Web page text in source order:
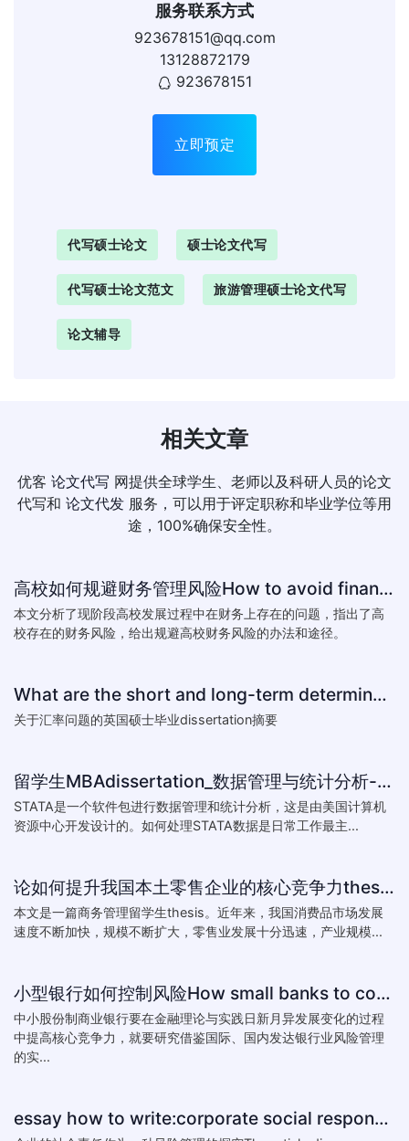
服务联系方式
923678151@qq.com
13128872179
923678151
立即预定
代写硕士论文 硕士论文代写
代写硕士论文范文 旅游管理硕士论文代写
论文辅导
相关文章
优客 论文代写 网提供全球学生、老师以及科研人员的论文
代写和 论文代发 服务，可以用于评定职称和毕业学位等用
途，100%确保安全性。
高校如何规避财务管理风险How to avoid financial risk management colleges
本文分析了现阶段高校发展过程中在财务上存在的问题，指出了高
校存在的财务风险，给出规避高校财务风险的办法和途径。
What are the short and long-term determinants of exchange ra
关于汇率问题的英国硕士毕业dissertation摘要
留学生MBAdissertation_数据管理与统计分析-如何处理STATA数据_How to deal with data with ST
STATA是一个软件包进行数据管理和统计分析，这是由美国计算机
资源中心开发设计的。如何处理STATA数据是日常工作最主...
论如何提升我国本土零售企业的核心竞争力thesis:The theory of how to improve the core competitiveness of domestic retail e
本文是一篇商务管理留学生thesis。近年来，我国消费品市场发展
速度不断加快，规模不断扩大，零售业发展十分迅速，产业规模...
小型银行如何控制风险How small banks to control risk
中小股份制商业银行要在金融理论与实践日新月异发展变化的过程
中提高核心竞争力，就要研究借鉴国际、国内发达银行业风险管理
的实...
essay how to write:corporate social responsibility practice